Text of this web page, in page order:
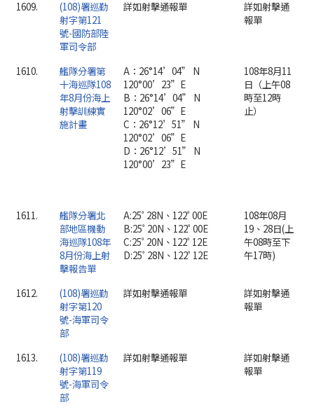
1609.
(108)署巡勤
射字第121
號-國防部陸
軍司令部
詳如射擊通報單
詳如射擊通
報單
1610.
艦隊分署第
十海巡隊108
年8月份海上
射擊訓練實
施計畫
A：26°14’04” N
120°00’23”E
B：26°14’04” N
120°02’06”E
C：26°12’51” N
120°02’06”E
D：26°12’51” N
120°00’23”E
108年8月11
日（上午08
時至12時
止）
1611.
艦隊分署北
部地區機動
海巡隊108年
8月份海上射
擊報告單
A:25ﾟ28N、122ﾟ00E
B:25ﾟ20N、122ﾟ00E
C:25ﾟ20N、122ﾟ12E
D:25ﾟ28N、122ﾟ12E
108年08月
19、28日(上
午08時至下
午17時)
1612.
(108)署巡勤
射字第120
號-海軍司令
部
詳如射擊通報單
詳如射擊通
報單
1613.
(108)署巡勤
射字第119
號-海軍司令
部
詳如射擊通報單
詳如射擊通
報單